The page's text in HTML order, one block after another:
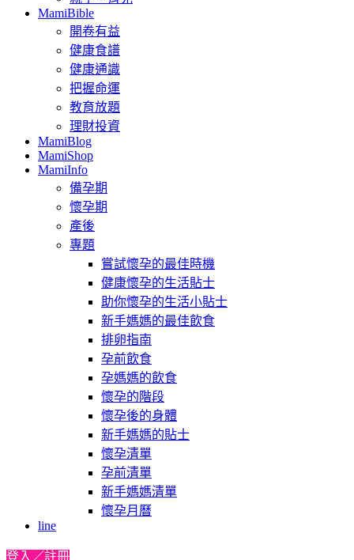
MamiBible
開卷有益
健康食譜
健康通識
把握命運
教育放題
理財投資
MamiBlog
MamiShop
MamiInfo
備孕期
懷孕期
產後
專題
嘗試懷孕的最佳時機
健康懷孕的生活貼士
助你懷孕的生活小貼士
新手媽媽的最佳飲食
排卵指南
孕前飲食
孕媽媽的飲食
懷孕的階段
懷孕後的身體
新手媽媽的貼士
懷孕清單
孕前清單
新手媽媽清單
懷孕月曆
line
登入／註冊